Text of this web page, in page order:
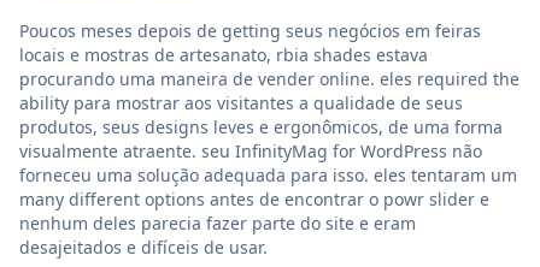
Poucos meses depois de getting seus negócios em feiras
locais e mostras de artesanato, rbia shades estava
procurando uma maneira de vender online. eles required the
ability para mostrar aos visitantes a qualidade de seus
produtos, seus designs leves e ergonômicos, de uma forma
visualmente atraente. seu InfinityMag for WordPress não
forneceu uma solução adequada para isso. eles tentaram um
many different options antes de encontrar o powr slider e
nenhum deles parecia fazer parte do site e eram
desajeitados e difíceis de usar.